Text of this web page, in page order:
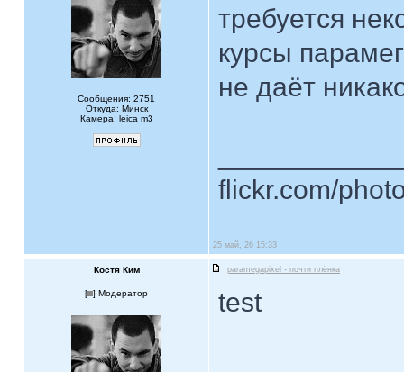
Сообщения: 2751
Откуда: Минск
Камера: leica m3
требуется
курсы
не даёт
flickr.com/
25 май, 26 15:33
Костя Ким paramegapixel - почти плёнка
[ ] Модератор test